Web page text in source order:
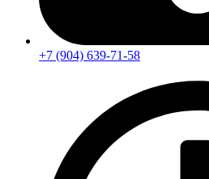
+7 (904) 639-71-58